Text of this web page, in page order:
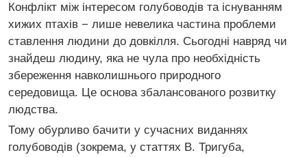
Конфлікт між інтересом голубоводів та існуванням
хижих птахів − лише невелика частина проблеми
ставлення людини до довкілля. Сьогодні навряд чи
знайдеш людину, яка не чула про необхідність
збереження навколишнього природного
середовища. Це основа збалансованого розвитку
людства.
Тому обурливо бачити у сучасних виданнях
голубоводів (зокрема, у статтях В. Тригуба,